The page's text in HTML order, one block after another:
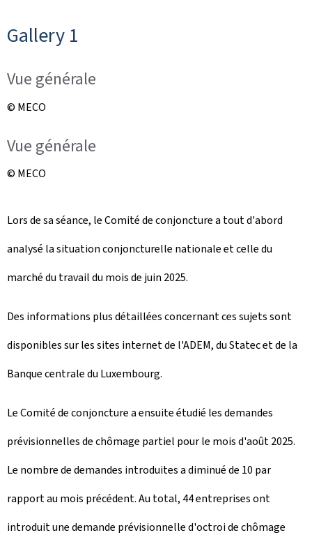
Gallery 1
Vue générale
© MECO
Vue générale
© MECO
Lors de sa séance, le Comité de conjoncture a tout d'abord
analysé la situation conjoncturelle nationale et celle du
marché du travail du mois de juin 2025.
Des informations plus détaillées concernant ces sujets sont
disponibles sur les sites internet de l'ADEM, du Statec et de la
Banque centrale du Luxembourg.
Le Comité de conjoncture a ensuite étudié les demandes
prévisionnelles de chômage partiel pour le mois d'août 2025.
Le nombre de demandes introduites a diminué de 10 par
rapport au mois précédent. Au total, 44 entreprises ont
introduit une demande prévisionnelle d'octroi de chômage